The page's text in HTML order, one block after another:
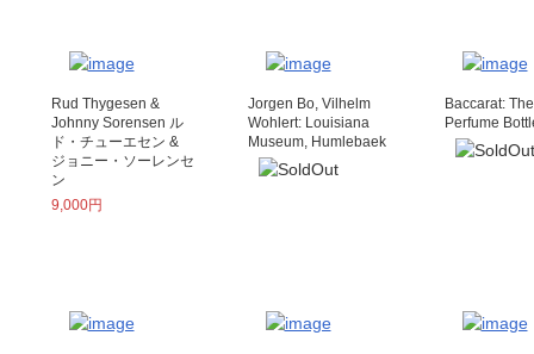
Rud Thygesen &
Johnny Sorensen ル
ド・チューエセン &
ジョニー・ソーレンセ
ン
9,000円
Jorgen Bo, Vilhelm
Wohlert: Louisiana
Museum, Humlebaek
Baccarat: The
Perfume